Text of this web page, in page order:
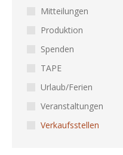
Mitteilungen
Produktion
Spenden
TAPE
Urlaub/Ferien
Veranstaltungen
Verkaufsstellen